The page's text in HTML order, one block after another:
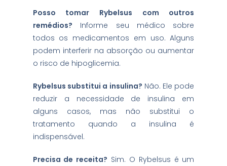
Posso tomar Rybelsus com outros
remédios? Informe seu médico sobre
todos os medicamentos em uso. Alguns
podem interferir na absorção ou aumentar
o risco de hipoglicemia.
Rybelsus substitui a insulina? Não. Ele pode
reduzir a necessidade de insulina em
alguns casos, mas não substitui o
tratamento quando a insulina é
indispensável.
Precisa de receita? Sim. O Rybelsus é um